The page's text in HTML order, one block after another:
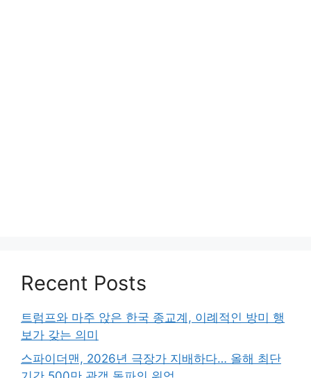
Recent Posts
트럼프와 마주 앉은 한국 종교계, 이례적인 방미 행
보가 갖는 의미
스파이더맨, 2026년 극장가 지배하다… 올해 최단